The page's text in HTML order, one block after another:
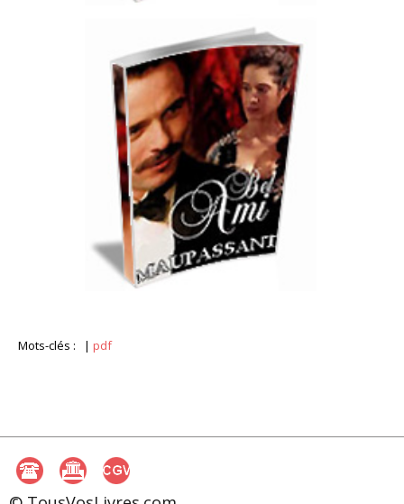
Mots-clés : | pdf